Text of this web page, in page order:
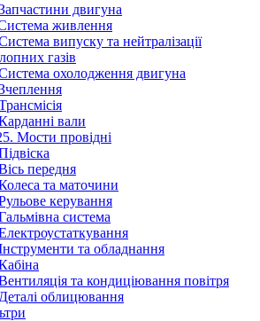
двигуна
живлення
випуску та нейтралізації
газів
охолодження двигуна
вали
Мости провідні
передня
та маточини
керування
система
та обладнання
та кондиціювання повітря
облицювання